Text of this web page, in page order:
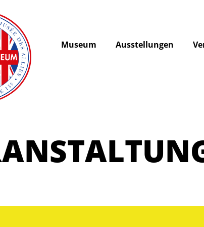
Museum Ausstellungen